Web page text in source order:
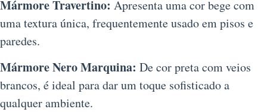
Mármore Travertino: Apresenta uma cor bege com
uma textura única, frequentemente usado em pisos e
paredes.
Mármore Nero Marquina: De cor preta com veios
brancos, é ideal para dar um toque sofisticado a
qualquer ambiente.